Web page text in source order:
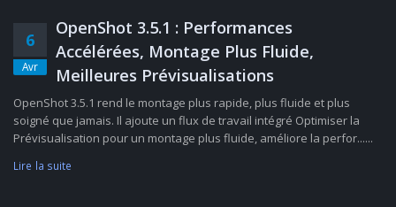
6
Avr
OpenShot 3.5.1 : Performances
Accélérées, Montage Plus Fluide,
Meilleures Prévisualisations
OpenShot 3.5.1 rend le montage plus rapide, plus fluide et plus
soigné que jamais. Il ajoute un flux de travail intégré Optimiser la
Prévisualisation pour un montage plus fluide, améliore la perfor......
Lire la suite